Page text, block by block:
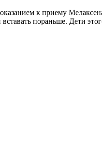
к приему
пораньше. Дети